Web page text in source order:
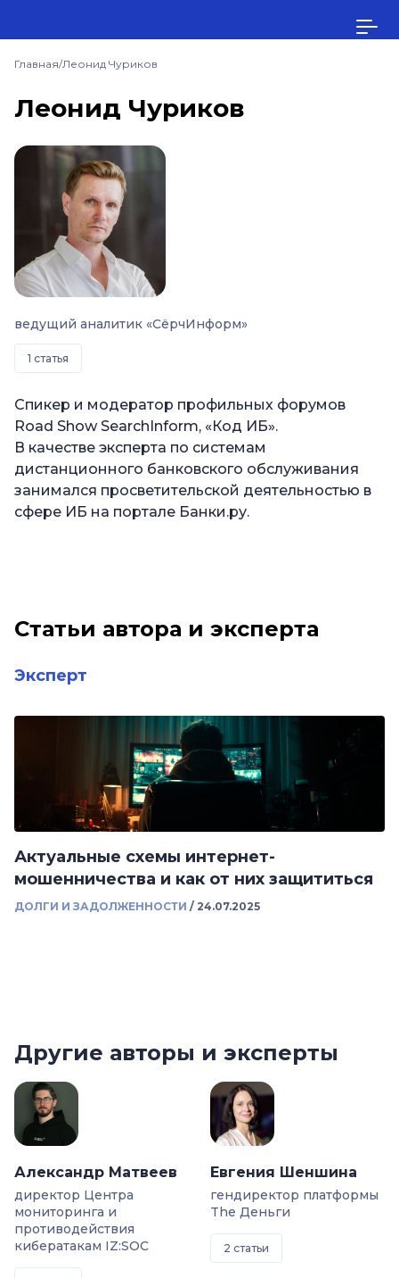
Главная/Леонид Чуриков
Леонид Чуриков
ведущий аналитик «СёрчИнформ»
1 статья
Спикер и модератор профильных форумов
Road Show SearchInform, «Код ИБ».
В качестве эксперта по системам
дистанционного банковского обслуживания
занимался просветительской деятельностью в
сфере ИБ на портале Банки.ру.
Статьи автора и эксперта
Эксперт
Актуальные схемы интернет-
мошенничества и как от них защититься
ДОЛГИ И ЗАДОЛЖЕННОСТИ / 24.07.2025
Другие авторы и эксперты
Александр Матвеев
директор Центра
мониторинга и
противодействия
кибератакам IZ:SOC
Евгения Шеншина
гендиректор платформы
The Деньги
2 статьи